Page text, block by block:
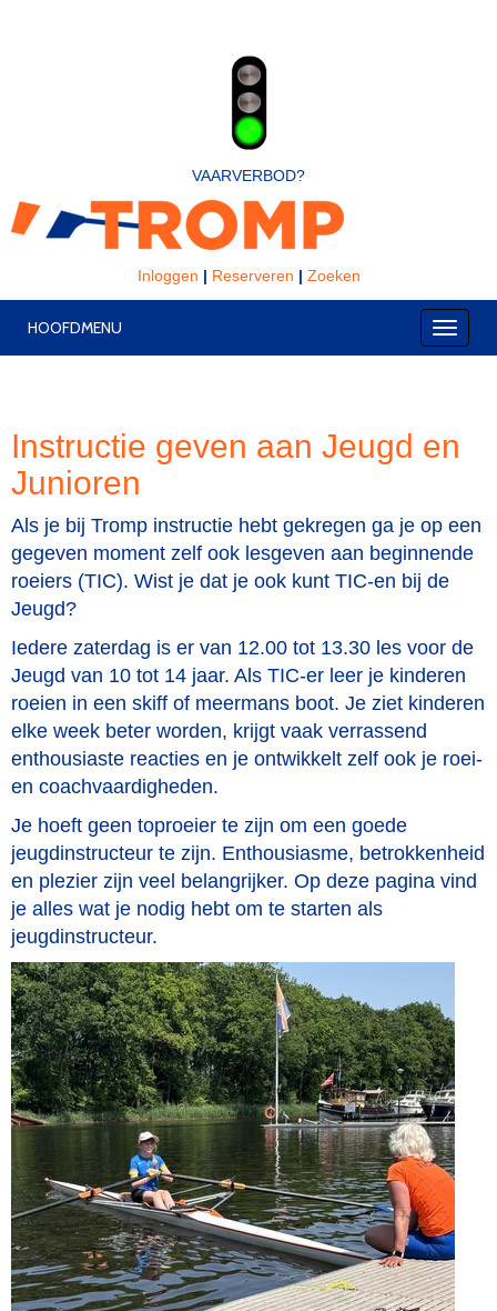
VAARVERBOD?
Inloggen | Reserveren | Zoeken
HOOFDMENU
Instructie geven aan Jeugd en
Junioren
Als je bij Tromp instructie hebt gekregen ga je op een
gegeven moment zelf ook lesgeven aan beginnende
roeiers (TIC). Wist je dat je ook kunt TIC-en bij de
Jeugd?
Iedere zaterdag is er van 12.00 tot 13.30 les voor de
Jeugd van 10 tot 14 jaar. Als TIC-er leer je kinderen
roeien in een skiff of meermans boot. Je ziet kinderen
elke week beter worden, krijgt vaak verrassend
enthousiaste reacties en je ontwikkelt zelf ook je roei-
en coachvaardigheden.
Je hoeft geen toproeier te zijn om een goede
jeugdinstructeur te zijn. Enthousiasme, betrokkenheid
en plezier zijn veel belangrijker. Op deze pagina vind
je alles wat je nodig hebt om te starten als
jeugdinstructeur.